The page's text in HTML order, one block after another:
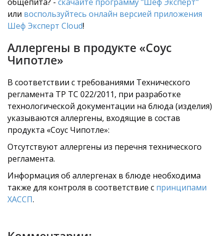
или воспользуйтесь онлайн версией приложения
Шеф Эксперт Cloud!
Аллергены в продукте «Соус
Чипотле»
В соответствии с требованиями Технического
регламента ТР ТС 022/2011, при разработке
технологической документации на блюда (изделия)
указываются аллергены, входящие в состав
продукта «Соус Чипотле»:
Отсутствуют аллергены из перечня технического
регламента.
Информация об аллергенах в блюде необходима
также для контроля в соответствие с принципами
ХАССП.